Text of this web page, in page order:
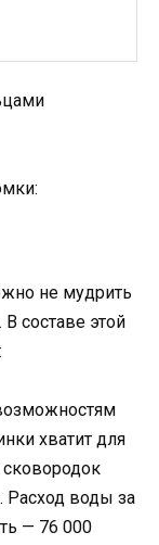
не мудрить
составе этой
хватит для
Расход воды за
— 76 000